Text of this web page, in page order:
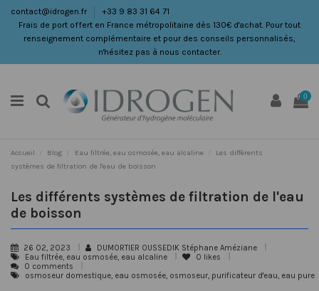
contact@idrogen.fr
+33 9 83 31 64 71
Frais de port offert en France métropolitaine dès 130€ d'achat. Pour tout
renseignement complémentaire et pour des conseils personnalisés,
n'hésitez pas à nous contacter.
0
Accueil Blog Eau filtrée, eau osmosée, eau alcaline
Les différents
systèmes de filtration de l'eau de boisson
Les différents systèmes de filtration de l'eau
de boisson
26 02, 2023
DUMORTIER OUSSEDIK Stéphane Améziane
Eau filtrée, eau osmosée, eau alcaline
0 likes
0 comments
osmoseur domestique, eau osmosée, osmoseur, purificateur d'eau, eau pure